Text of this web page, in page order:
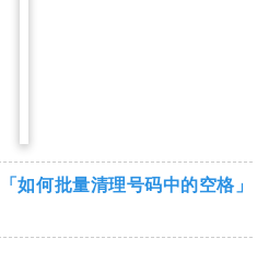
「如何批量清理号码中的空格」